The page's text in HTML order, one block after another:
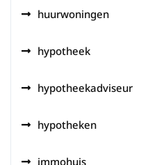
huurwoningen
hypotheek
hypotheekadviseur
hypotheken
immohuis